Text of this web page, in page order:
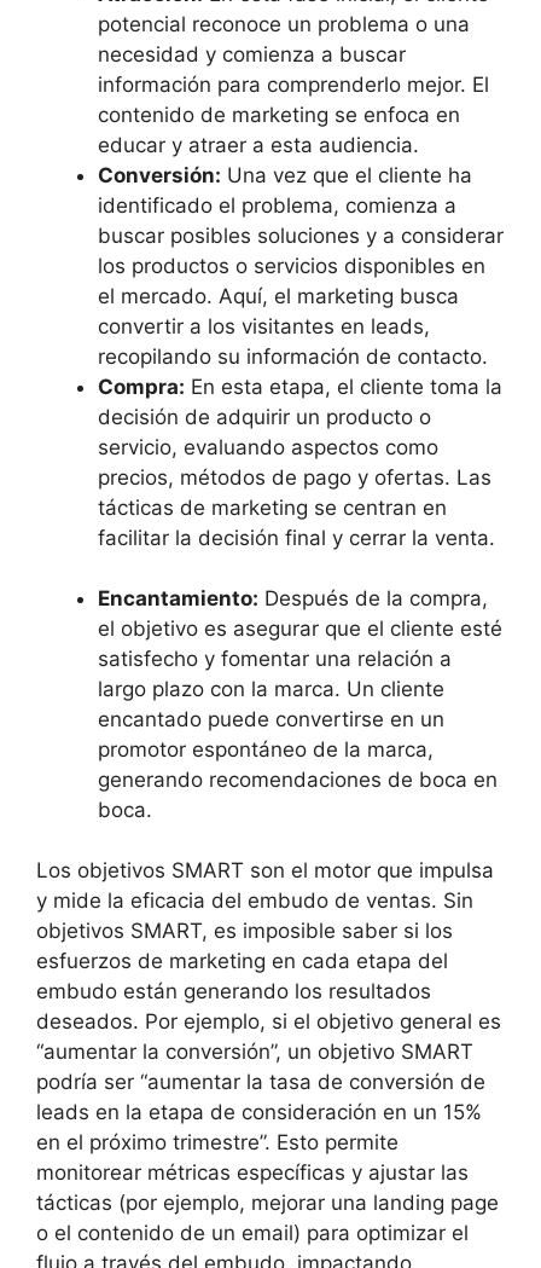
potencial reconoce un problema o una
necesidad y comienza a buscar
información para comprenderlo mejor. El
contenido de marketing se enfoca en
educar y atraer a esta audiencia.
Conversión: Una vez que el cliente ha
identificado el problema, comienza a
buscar posibles soluciones y a considerar
los productos o servicios disponibles en
el mercado. Aquí, el marketing busca
convertir a los visitantes en leads,
recopilando su información de contacto.
Compra: En esta etapa, el cliente toma la
decisión de adquirir un producto o
servicio, evaluando aspectos como
precios, métodos de pago y ofertas. Las
tácticas de marketing se centran en
facilitar la decisión final y cerrar la venta.
Encantamiento: Después de la compra,
el objetivo es asegurar que el cliente esté
satisfecho y fomentar una relación a
largo plazo con la marca. Un cliente
encantado puede convertirse en un
promotor espontáneo de la marca,
generando recomendaciones de boca en
boca.
Los objetivos SMART son el motor que impulsa
y mide la eficacia del embudo de ventas. Sin
objetivos SMART, es imposible saber si los
esfuerzos de marketing en cada etapa del
embudo están generando los resultados
deseados. Por ejemplo, si el objetivo general es
“aumentar la conversión”, un objetivo SMART
podría ser “aumentar la tasa de conversión de
leads en la etapa de consideración en un 15%
en el próximo trimestre”. Esto permite
monitorear métricas específicas y ajustar las
tácticas (por ejemplo, mejorar una landing page
o el contenido de un email) para optimizar el